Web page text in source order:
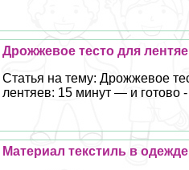
Дрожжевое тесто для
Статья на тему: Дрожжевое
лентяев: 15 минут — и готово
Материал текстиль в